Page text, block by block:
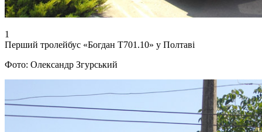
1
Перший тролейбус «Богдан Т701.10» у Полтаві
Фото: Олександр Згурський